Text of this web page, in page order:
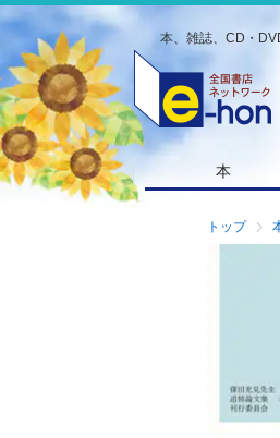
本、雑誌、CD・
本
トップ